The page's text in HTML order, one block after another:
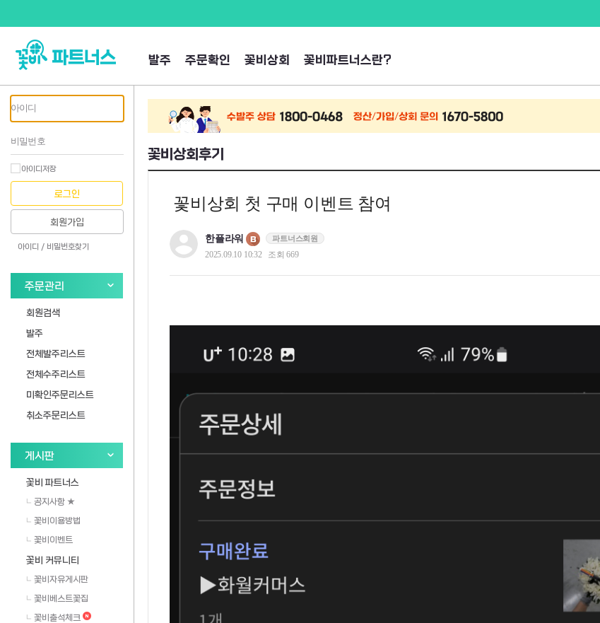
발주 주문확인 꽃비상회 꽃비파트너스란?
아이디저장
로그인
회원가입
아이디 / 비밀번호찾기
주문관리
회원검색
발주
전체발주리스트
전체수주리스트
미확인주문리스트
취소주문리스트
게시판
꽃비 파트너스
공지사항 ★
꽃비이용방법
꽃비이벤트
꽃비 커뮤니티
꽃비자유게시판
꽃비베스트꽃집
꽃비출석체크
꽃비상회후기
꽃비상회 첫 구매 이벤트 참여
한플라워 파트너스회원
2025.09.10 10:32 조회 669